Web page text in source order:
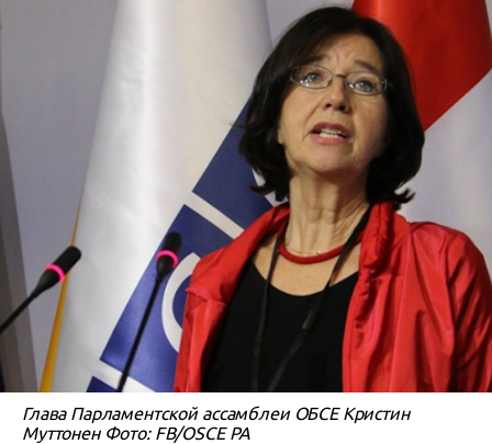
Глава Парламентской ассамблеи ОБСЕ Кристин
Муттонен Фото: FB/OSCE PA